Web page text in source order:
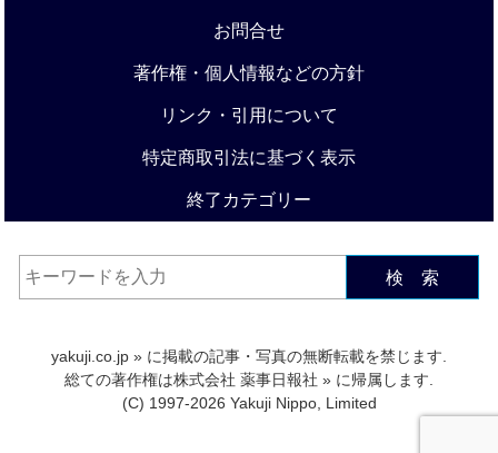
お問合せ
著作権・個人情報などの方針
リンク・引用について
特定商取引法に基づく表示
終了カテゴリー
検 索
yakuji.co.jp » に掲載の記事・写真の無断転載を禁じます.
総ての著作権は株式会社 薬事日報社 » に帰属します.
(C) 1997-2026 Yakuji Nippo, Limited